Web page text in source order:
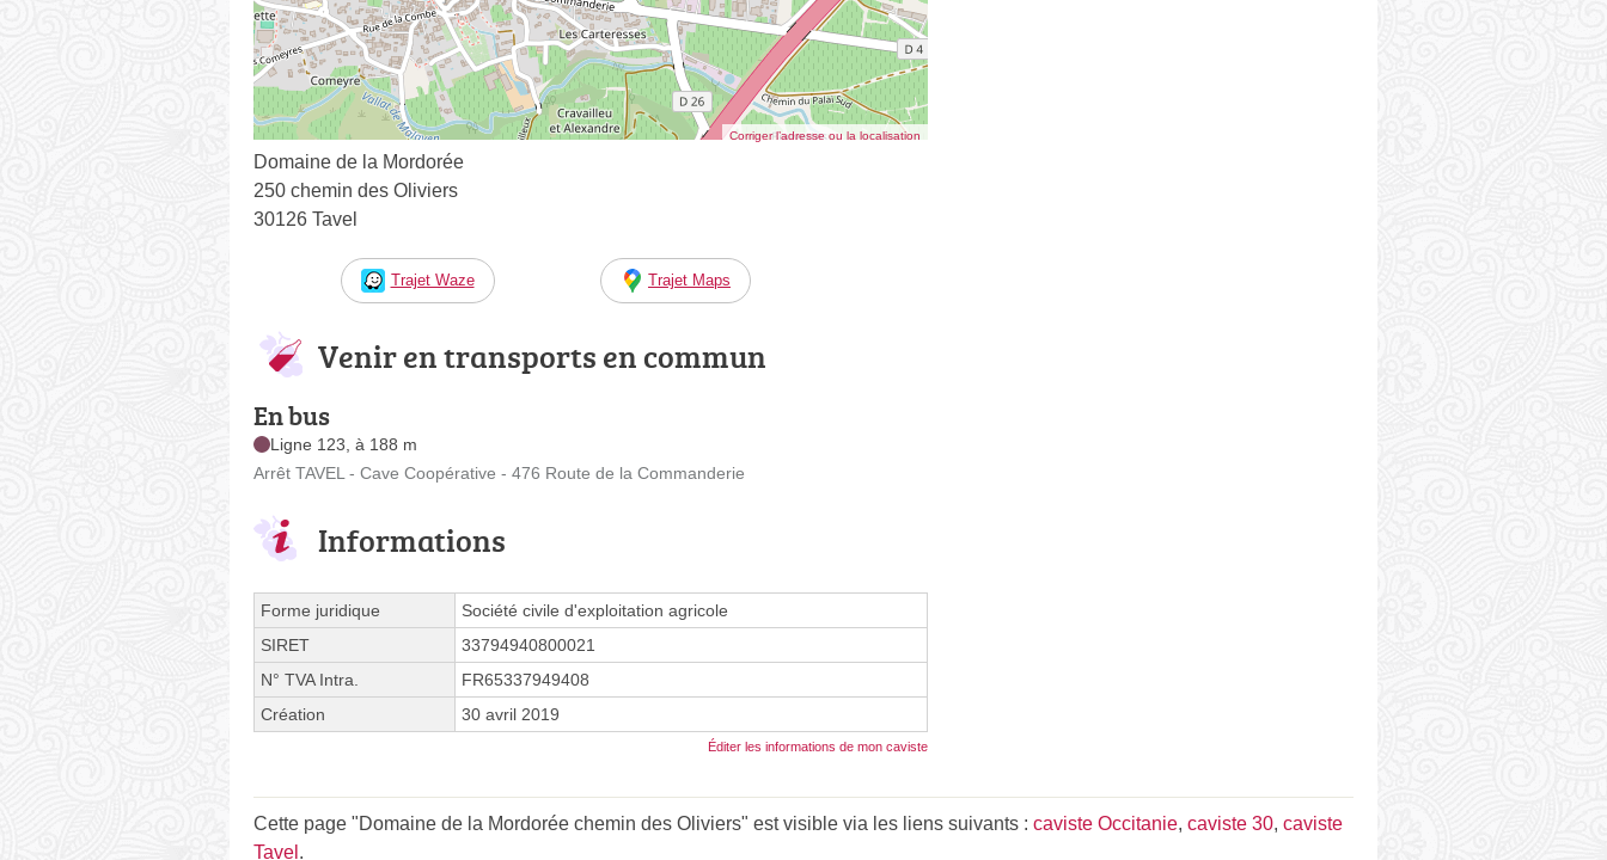
Corriger l’adresse ou la localisation
Domaine de la Mordorée
250 chemin des Oliviers
30126 Tavel
Trajet Waze Trajet Maps
Venir en transports en commun
En bus
Ligne 123, à 188 m
Arrêt TAVEL - Cave Coopérative - 476 Route de la Commanderie
Informations
Forme juridique
Société civile d'exploitation agricole
SIRET
33794940800021
N° TVA Intra.
FR65337949408
Création
30 avril 2019
Éditer les informations de mon caviste
Cette page "Domaine de la Mordorée chemin des Oliviers" est visible via les liens suivants : caviste Occitanie, caviste 30, caviste
Tavel .